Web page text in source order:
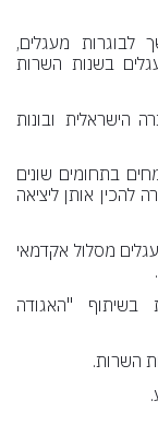
לבוגרות מעגלים,
בשנות השרות
הישראלית ובונות
בתחומים שונים
להכין אותן ליציאה
מסלול אקדמאי
בשיתוף "האגודה
השרות.